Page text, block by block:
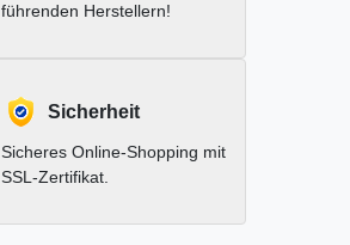
führenden Herstellern!
Sicherheit
Sicheres Online-Shopping mit
SSL-Zertifikat.